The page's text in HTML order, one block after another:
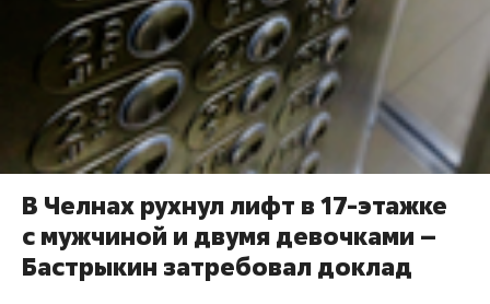
В Челнах рухнул лифт в 17-этажке
с мужчиной и двумя девочками –
Бастрыкин затребовал доклад